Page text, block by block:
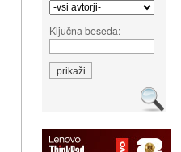
Ključna beseda: